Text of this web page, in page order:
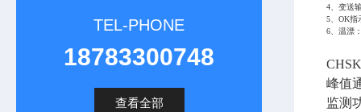
TEL-PHONE
18783300748
查看全部
4、变送
5、OK指
6、温漂
峰值
监测